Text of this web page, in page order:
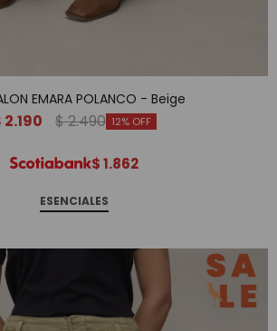
EMARA POLANCO - Beige
2.190 $2.490 12
$1.862
ESENCIALES